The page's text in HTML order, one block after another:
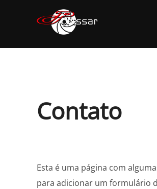
conteúdo
Contato
Esta é uma página com
para adicionar um formulário